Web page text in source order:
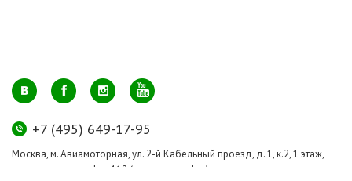
+7 (495) 649-17-95
Москва, м. Авиамоторная, ул. 2-й Кабельный проезд, д. 1, к.2, 1 этаж,
домик у входа, офис 112 (напротив лифта)